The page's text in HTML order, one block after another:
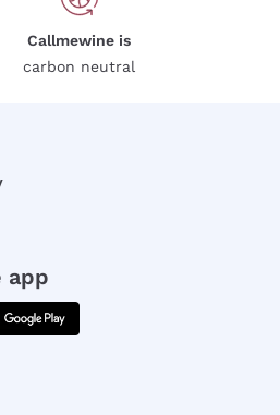
Callmewine is
carbon neutral
app